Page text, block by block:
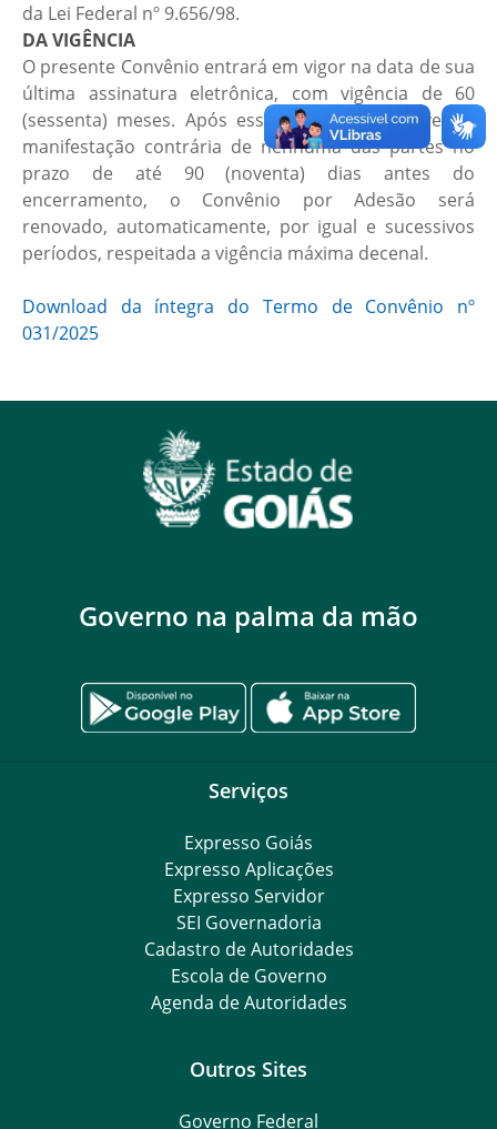
da Lei Federal nº 9.656/98.
DA VIGÊNCIA
O presente Convênio entrará em vigor na data de sua
última assinatura eletrônica, com vigência de 60
(sessenta) meses. Após esse prazo e não havendo
manifestação contrária de nenhuma das partes no
prazo de até 90 (noventa) dias antes do
encerramento, o Convênio por Adesão será
renovado, automaticamente, por igual e sucessivos
períodos, respeitada a vigência máxima decenal.
Download da íntegra do Termo de Convênio nº
031/2025
Governo na palma da mão
Serviços
Expresso Goiás
Expresso Aplicações
Expresso Servidor
SEI Governadoria
Cadastro de Autoridades
Escola de Governo
Agenda de Autoridades
Outros Sites
Governo Federal